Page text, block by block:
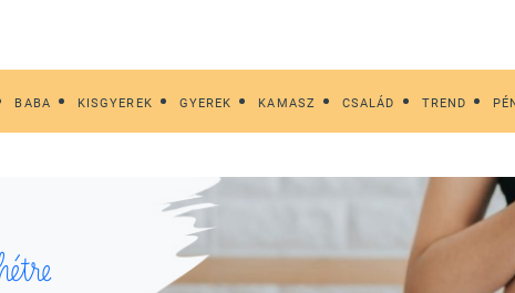
BABA KISGYEREK GYEREK KAMASZ CSALÁD TREND